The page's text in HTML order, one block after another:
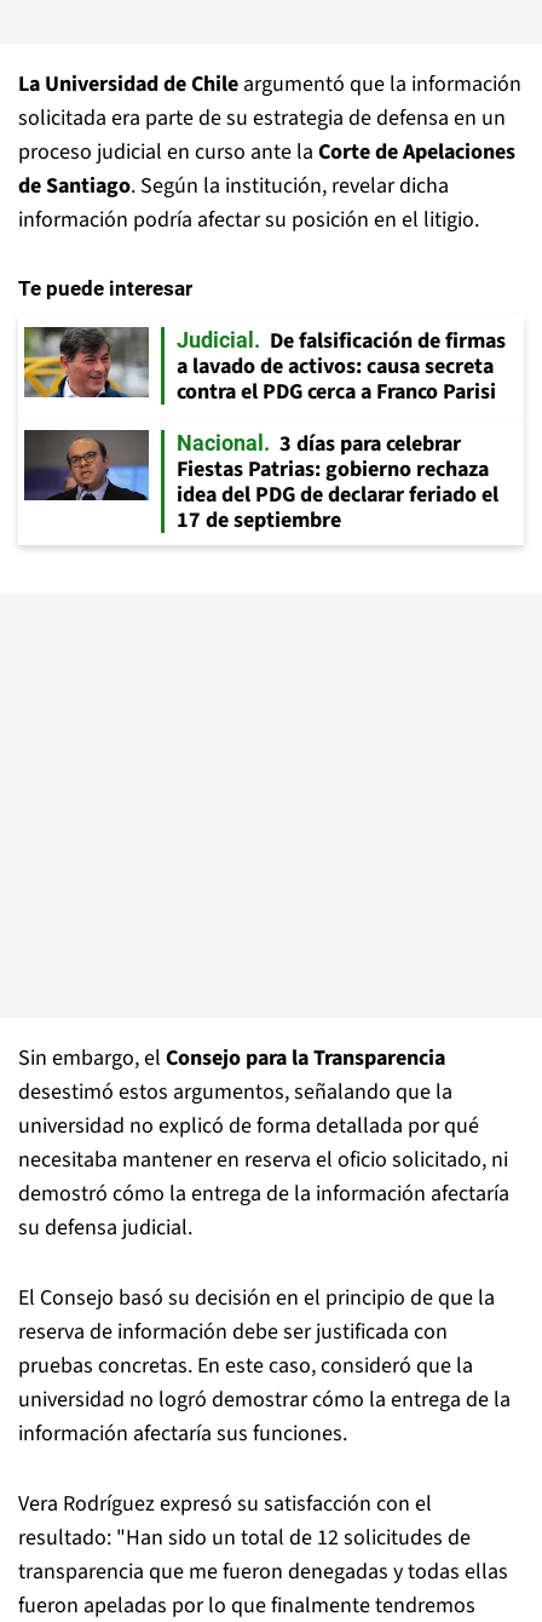
La Universidad de Chile argumentó que la información
solicitada era parte de su estrategia de defensa en un
proceso judicial en curso ante la Corte de Apelaciones
de Santiago. Según la institución, revelar dicha
información podría afectar su posición en el litigio.
Te puede interesar
Judicial
De falsificación de firmas
a lavado de activos: causa secreta
contra el PDG cerca a Franco Parisi
Nacional
3 días para celebrar
Fiestas Patrias: gobierno rechaza
idea del PDG de declarar feriado el
17 de septiembre
Sin embargo, el Consejo para la Transparencia
desestimó estos argumentos, señalando que la
universidad no explicó de forma detallada por qué
necesitaba mantener en reserva el oficio solicitado, ni
demostró cómo la entrega de la información afectaría
su defensa judicial.
El Consejo basó su decisión en el principio de que la
reserva de información debe ser justificada con
pruebas concretas. En este caso, consideró que la
universidad no logró demostrar cómo la entrega de la
información afectaría sus funciones.
Vera Rodríguez expresó su satisfacción con el
resultado: "Han sido un total de 12 solicitudes de
transparencia que me fueron denegadas y todas ellas
fueron apeladas por lo que finalmente tendremos